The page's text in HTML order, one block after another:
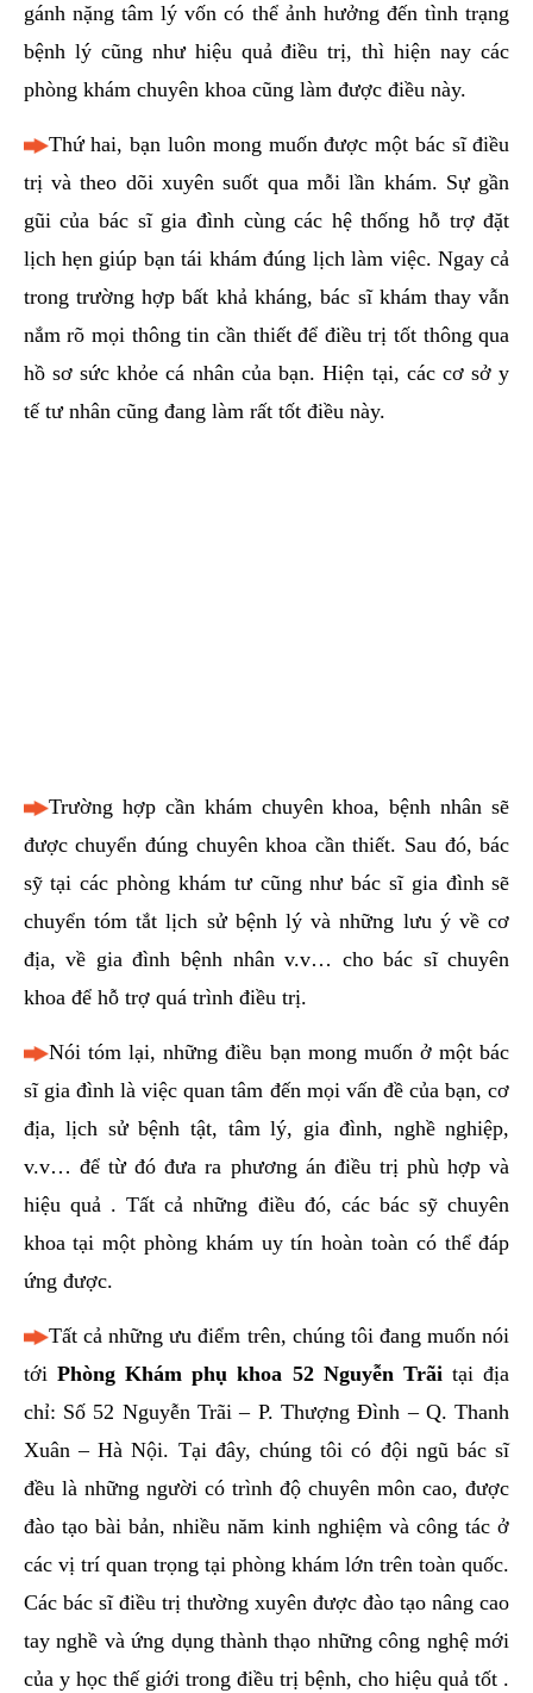
gánh nặng tâm lý vốn có thể ảnh hưởng đến tình trạng
bệnh lý cũng như hiệu quả điều trị, thì hiện nay các
phòng khám chuyên khoa cũng làm được điều này.
Thứ hai, bạn luôn mong muốn được một bác sĩ điều
trị và theo dõi xuyên suốt qua mỗi lần khám. Sự gần
gũi của bác sĩ gia đình cùng các hệ thống hỗ trợ đặt
lịch hẹn giúp bạn tái khám đúng lịch làm việc. Ngay cả
trong trường hợp bất khả kháng, bác sĩ khám thay vẫn
nắm rõ mọi thông tin cần thiết để điều trị tốt thông qua
hồ sơ sức khỏe cá nhân của bạn. Hiện tại, các cơ sở y
tế tư nhân cũng đang làm rất tốt điều này.
Trường hợp cần khám chuyên khoa, bệnh nhân sẽ
được chuyển đúng chuyên khoa cần thiết. Sau đó, bác
sỹ tại các phòng khám tư cũng như bác sĩ gia đình sẽ
chuyển tóm tắt lịch sử bệnh lý và những lưu ý về cơ
địa, về gia đình bệnh nhân v.v… cho bác sĩ chuyên
khoa để hỗ trợ quá trình điều trị.
Nói tóm lại, những điều bạn mong muốn ở một bác
sĩ gia đình là việc quan tâm đến mọi vấn đề của bạn, cơ
địa, lịch sử bệnh tật, tâm lý, gia đình, nghề nghiệp,
v.v… để từ đó đưa ra phương án điều trị phù hợp và
hiệu quả . Tất cả những điều đó, các bác sỹ chuyên
khoa tại một phòng khám uy tín hoàn toàn có thể đáp
ứng được.
Tất cả những ưu điểm trên, chúng tôi đang muốn nói
tới Phòng Khám phụ khoa 52 Nguyễn Trãi tại địa
chỉ: Số 52 Nguyễn Trãi – P. Thượng Đình – Q. Thanh
Xuân – Hà Nội. Tại đây, chúng tôi có đội ngũ bác sĩ
đều là những người có trình độ chuyên môn cao, được
đào tạo bài bản, nhiều năm kinh nghiệm và công tác ở
các vị trí quan trọng tại phòng khám lớn trên toàn quốc.
Các bác sĩ điều trị thường xuyên được đào tạo nâng cao
tay nghề và ứng dụng thành thạo những công nghệ mới
của y học thế giới trong điều trị bệnh, cho hiệu quả tốt .